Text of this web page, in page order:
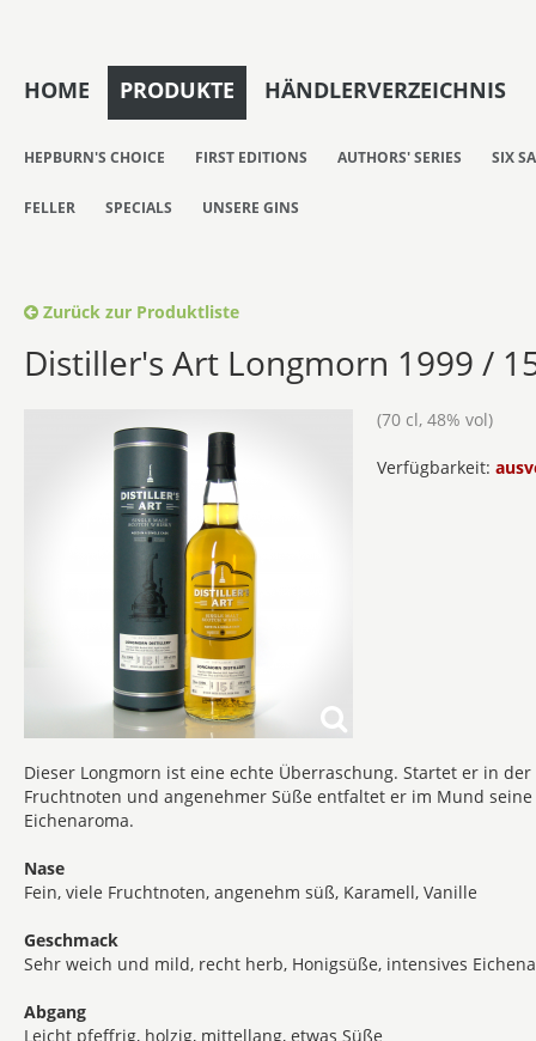
HOME PRODUKTE HÄNDLERVERZEICHNIS
HEPBURN'S CHOICE FIRST EDITIONS AUTHORS' SERIES SIX
FELLER SPECIALS UNSERE GINS
Zurück zur Produktliste
Distiller's Art Longmorn 1999 /
(70 cl, 48% vol)
Verfügbarkeit:
Dieser Longmorn ist eine echte Überraschung. Startet er in
Fruchtnoten und angenehmer Süße entfaltet er im Mund
Eichenaroma.
Nase
Fein, viele Fruchtnoten, angenehm süß, Karamell, Vanille
Geschmack
Sehr weich und mild, recht herb, Honigsüße, intensives
Abgang
Leicht pfeffrig, holzig, mittellang, etwas Süße